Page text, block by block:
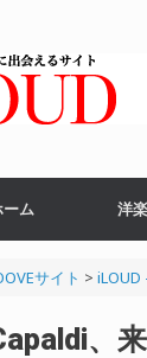
ーム 洋
サイト > iLOUD
、